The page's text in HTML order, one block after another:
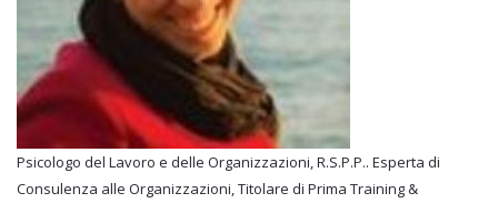
Psicologo del Lavoro e delle Organizzazioni, R.S.P.P.. Esperta di
Consulenza alle Organizzazioni, Titolare di Prima Training &